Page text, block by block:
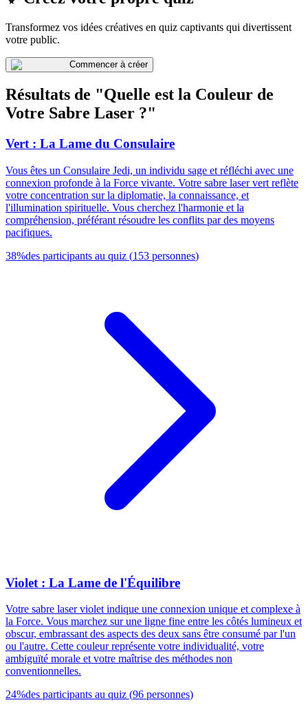
Transformez vos idées créatives en quiz captivants qui divertissent
votre public.
Commencer à créer
Résultats de "Quelle est la Couleur de
Votre Sabre Laser ?"
Vert : La Lame du Consulaire
Vous êtes un Consulaire Jedi, un individu sage et réfléchi avec une
connexion profonde à la Force vivante. Votre sabre laser vert reflète
votre concentration sur la diplomatie, la connaissance, et
l'illumination spirituelle. Vous cherchez l'harmonie et la
compréhension, préférant résoudre les conflits par des moyens
pacifiques.
38%des participants au quiz (153 personnes)
Violet : La Lame de l'Équilibre
Votre sabre laser violet indique une connexion unique et complexe à
la Force. Vous marchez sur une ligne fine entre les côtés lumineux et
obscur, embrassant des aspects des deux sans être consumé par l'un
ou l'autre. Cette couleur représente votre individualité, votre
ambiguïté morale et votre maîtrise des méthodes non
conventionnelles.
24%des participants au quiz (96 personnes)